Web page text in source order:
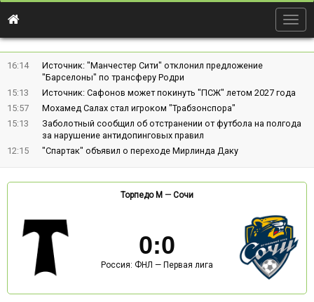
16:14
Источник: "Манчестер Сити" отклонил предложение
"Барселоны" по трансферу Родри
15:13
Источник: Сафонов может покинуть "ПСЖ" летом 2027 года
15:57
Мохамед Салах стал игроком "Трабзонспора"
15:13
Заболотный сообщил об отстранении от футбола на полгода
за нарушение антидопинговых правил
12:15
"Спартак" объявил о переходе Мирлинда Даку
Торпедо М — Сочи
0:0
Россия: ФНЛ — Первая лига